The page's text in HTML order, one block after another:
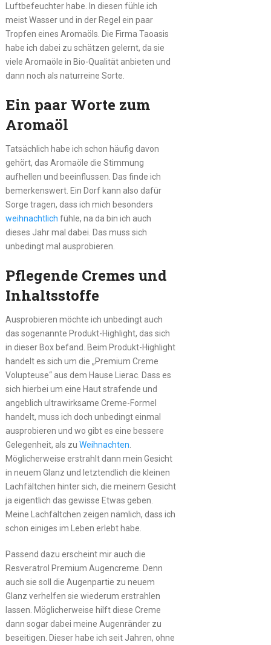
Luftbefeuchter habe. In diesen fühle ich
meist Wasser und in der Regel ein paar
Tropfen eines Aromaöls. Die Firma Taoasis
habe ich dabei zu schätzen gelernt, da sie
viele Aromaöle in Bio-Qualität anbieten und
dann noch als naturreine Sorte.
Ein paar Worte zum
Aromaöl
Tatsächlich habe ich schon häufig davon
gehört, das Aromaöle die Stimmung
aufhellen und beeinflussen. Das finde ich
bemerkenswert. Ein Dorf kann also dafür
Sorge tragen, dass ich mich besonders
weihnachtlich fühle, na da bin ich auch
dieses Jahr mal dabei. Das muss sich
unbedingt mal ausprobieren.
Pflegende Cremes und
Inhaltsstoffe
Ausprobieren möchte ich unbedingt auch
das sogenannte Produkt-Highlight, das sich
in dieser Box befand. Beim Produkt-Highlight
handelt es sich um die „Premium Creme
Volupteuse“ aus dem Hause Lierac. Dass es
sich hierbei um eine Haut strafende und
angeblich ultrawirksame Creme-Formel
handelt, muss ich doch unbedingt einmal
ausprobieren und wo gibt es eine bessere
Gelegenheit, als zu Weihnachten
Möglicherweise erstrahlt dann mein Gesicht
in neuem Glanz und letztendlich die kleinen
Lachfältchen hinter sich, die meinem Gesicht
ja eigentlich das gewisse Etwas geben.
Meine Lachfältchen zeigen nämlich, dass ich
schon einiges im Leben erlebt habe.
Passend dazu erscheint mir auch die
Resveratrol Premium Augencreme. Denn
auch sie soll die Augenpartie zu neuem
Glanz verhelfen sie wiederum erstrahlen
lassen. Möglicherweise hilft diese Creme
dann sogar dabei meine Augenränder zu
beseitigen. Dieser habe ich seit Jahren, ohne